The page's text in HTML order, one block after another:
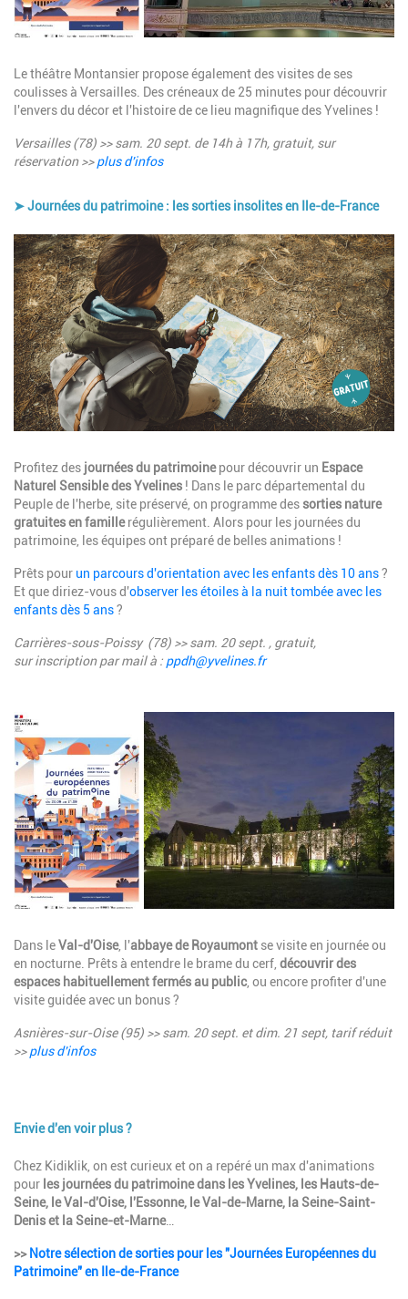
Description
Le théâtre Montansier propose également des visites de ses
coulisses à Versailles. Des créneaux de 25 minutes pour découvrir
l'envers du décor et l'histoire de ce lieu magnifique des Yvelines !
Versailles (78) >> sam. 20 sept. de 14h à 17h, gratuit, sur
réservation >>plus d'infos
➤ Journées du patrimoine : les sorties insolites en Ile-de-France
Image
Description
Profitez des journées du patrimoinepour découvrir un Espace
Naturel Sensible des Yvelines ! Dans le parc départemental du
Peuple de l'herbe, site préservé, on programme dessorties nature
gratuites en famillerégulièrement. Alors pour les journées du
patrimoine, les équipes ont préparé de belles animations !
Prêts pour un parcours d'orientation avec les enfants dès 10 ans?
Et que diriez-vous d'observer les étoiles à la nuit tombée avec les
enfants dès 5 ans?
Carrières-sous-Poissy (78) >> sam. 20 sept. , gratuit,
surinscription par mail à : ppdh@yvelines.fr
Image
Description
Dans leVal-d'Oise, l'abbaye de Royaumont se visite en journée ou
en nocturne. Prêts à entendre le brame du cerf, découvrir des
espaces habituellement fermés au public, ou encore profiter d'une
visite guidée avec un bonus ?
Asnières-sur-Oise (95) >> sam. 20 sept. et dim. 21 sept, tarif réduit
>>plus d'infos
Envie d'en voir plus ?
Description
Chez Kidiklik, on est curieux et on a repéré un max d'animations
pour les journées du patrimoine dans les Yvelines, les Hauts-de-
Seine, le Val-d'Oise, l'Essonne, le Val-de-Marne, la Seine-Saint-
Denis et la Seine-et-Marne…
>> Notre sélection de sorties pour les "Journées Européennes du
Patrimoine" en Ile-de-France